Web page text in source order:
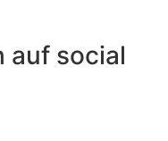
auf social